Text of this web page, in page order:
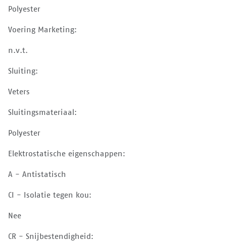
Polyester
Voering Marketing:
n.v.t.
Sluiting:
Veters
Sluitingsmateriaal:
Polyester
Elektrostatische eigenschappen:
A - Antistatisch
CI - Isolatie tegen kou:
Nee
CR - Snijbestendigheid: